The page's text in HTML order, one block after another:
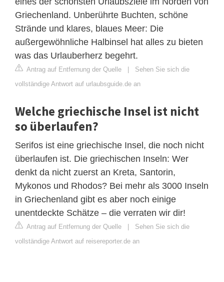
Griechenland. Unberührte Buchten, schöne
Strände und klares, blaues Meer: Die
außergewöhnliche Halbinsel hat alles zu bieten
was das Urlauberherz begehrt.
Antrag auf Entfernung der Quelle | Sehen Sie sich die
vollständige Antwort auf urlaubsguide.de an
Welche griechische Insel ist nicht
so überlaufen?
Serifos ist eine griechische Insel, die noch nicht
überlaufen ist. Die griechischen Inseln: Wer
denkt da nicht zuerst an Kreta, Santorin,
Mykonos und Rhodos? Bei mehr als 3000 Inseln
in Griechenland gibt es aber noch einige
unentdeckte Schätze – die verraten wir dir!
Antrag auf Entfernung der Quelle | Sehen Sie sich die
vollständige Antwort auf reisereporter.de an